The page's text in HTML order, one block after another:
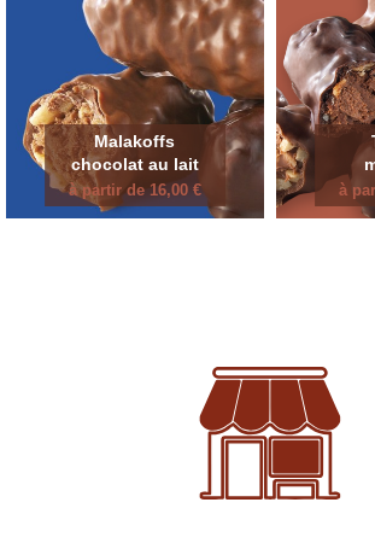
Malakoffs
chocolat au lait
à partir de 16,00 € à